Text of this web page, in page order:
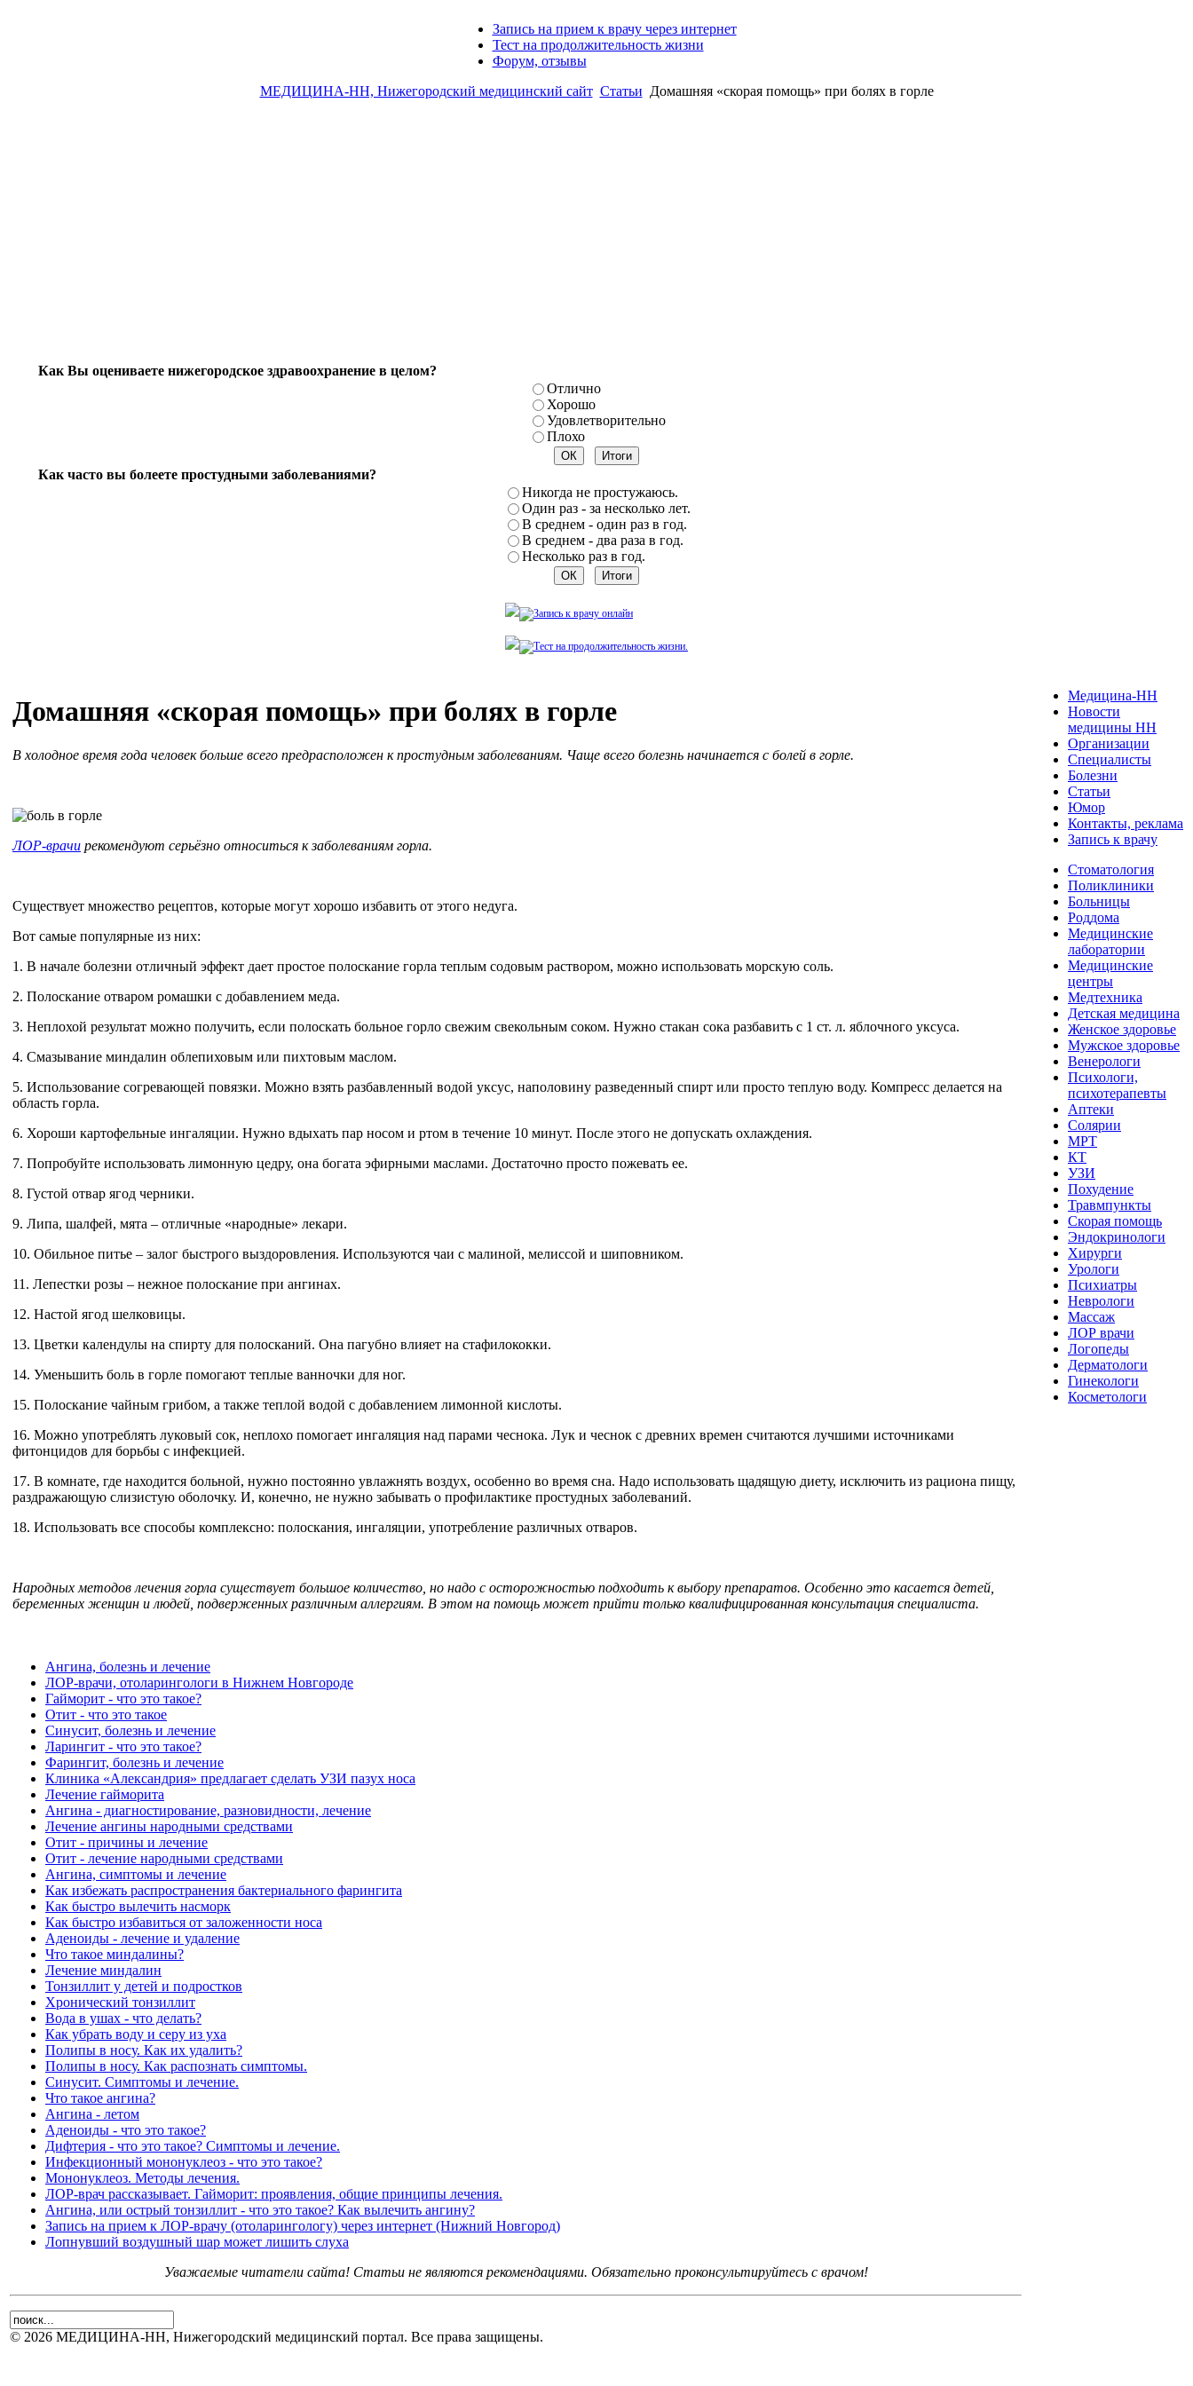
Запись на прием к врачу через интернет
Тест на продолжительность жизни
Форум, отзывы
МЕДИЦИНА-НН, Нижегородский медицинский сайт Статьи Домашняя «скорая помощь» при болях в горле
Как Вы оцениваете нижегородское здравоохранение в целом?
Отлично
Хорошо
Удовлетворительно
Плохо
Как часто вы болеете простудными заболеваниями?
Никогда не простужаюсь.
Один раз - за несколько лет.
В среднем - один раз в год.
В среднем - два раза в год.
Несколько раз в год.
Домашняя «скорая помощь» при болях в горле
В холодное время года человек больше всего предрасположен к простудным заболеваниям. Чаще всего болезнь начинается с болей в горле.
ЛОР-врачи рекомендуют серьёзно относиться к заболеваниям горла.
Существует множество рецептов, которые могут хорошо избавить от этого недуга.
Вот самые популярные из них:
1. В начале болезни отличный эффект дает простое полоскание горла теплым содовым раствором, можно использовать морскую соль.
2. Полоскание отваром ромашки с добавлением меда.
3. Неплохой результат можно получить, если полоскать больное горло свежим свекольным соком. Нужно стакан сока разбавить с 1 ст. л. яблочного уксуса.
4. Смазывание миндалин облепиховым или пихтовым маслом.
5. Использование согревающей повязки. Можно взять разбавленный водой уксус, наполовину разведенный спирт или просто теплую воду. Компресс делается на
область горла.
6. Хороши картофельные ингаляции. Нужно вдыхать пар носом и ртом в течение 10 минут. После этого не допускать охлаждения.
7. Попробуйте использовать лимонную цедру, она богата эфирными маслами. Достаточно просто пожевать ее.
8. Густой отвар ягод черники.
9. Липа, шалфей, мята – отличные «народные» лекари.
10. Обильное питье – залог быстрого выздоровления. Используются чаи с малиной, мелиссой и шиповником.
11. Лепестки розы – нежное полоскание при ангинах.
12. Настой ягод шелковицы.
13. Цветки календулы на спирту для полосканий. Она пагубно влияет на стафилококки.
14. Уменьшить боль в горле помогают теплые ванночки для ног.
15. Полоскание чайным грибом, а также теплой водой с добавлением лимонной кислоты.
16. Можно употреблять луковый сок, неплохо помогает ингаляция над парами чеснока. Лук и чеснок с древних времен считаются лучшими источниками
фитонцидов для борьбы с инфекцией.
17. В комнате, где находится больной, нужно постоянно увлажнять воздух, особенно во время сна. Надо использовать щадящую диету, исключить из рациона пищу,
раздражающую слизистую оболочку. И, конечно, не нужно забывать о профилактике простудных заболеваний.
18. Использовать все способы комплексно: полоскания, ингаляции, употребление различных отваров.
Народных методов лечения горла существует большое количество, но надо с осторожностью подходить к выбору препаратов. Особенно это касается детей,
беременных женщин и людей, подверженных различным аллергиям. В этом на помощь может прийти только квалифицированная консультация специалиста.
Ангина, болезнь и лечение
ЛОР-врачи, отоларингологи в Нижнем Новгороде
Гайморит - что это такое?
Отит - что это такое
Синусит, болезнь и лечение
Ларингит - что это такое?
Фарингит, болезнь и лечение
Клиника «Александрия» предлагает сделать УЗИ пазух носа
Лечение гайморита
Ангина - диагностирование, разновидности, лечение
Лечение ангины народными средствами
Отит - причины и лечение
Отит - лечение народными средствами
Ангина, симптомы и лечение
Как избежать распространения бактериального фарингита
Как быстро вылечить насморк
Как быстро избавиться от заложенности носа
Аденоиды - лечение и удаление
Что такое миндалины?
Лечение миндалин
Тонзиллит у детей и подростков
Хронический тонзиллит
Вода в ушах - что делать?
Как убрать воду и серу из уха
Полипы в носу. Как их удалить?
Полипы в носу. Как распознать симптомы.
Синусит. Симптомы и лечение.
Что такое ангина?
Ангина - летом
Аденоиды - что это такое?
Дифтерия - что это такое? Симптомы и лечение.
Инфекционный мононуклеоз - что это такое?
Мононуклеоз. Методы лечения.
ЛОР-врач рассказывает. Гайморит: проявления, общие принципы лечения.
Ангина, или острый тонзиллит - что это такое? Как вылечить ангину?
Запись на прием к ЛОР-врачу (отоларингологу) через интернет (Нижний Новгород)
Лопнувший воздушный шар может лишить слуха
Уважаемые читатели сайта! Статьи не являются рекомендациями. Обязательно проконсультируйтесь с врачом!
© 2026 МЕДИЦИНА-НН, Нижегородский медицинский портал. Все права защищены.
Медицина-НН
Новости
медицины НН
Организации
Специалисты
Болезни
Статьи
Юмор
Контакты, реклама
Запись к врачу
Стоматология
Поликлиники
Больницы
Роддома
Медицинские
лаборатории
Медицинские
центры
Медтехника
Детская медицина
Женское здоровье
Мужское здоровье
Венерологи
Психологи,
психотерапевты
Аптеки
Солярии
МРТ
КТ
УЗИ
Похудение
Травмпункты
Скорая помощь
Эндокринологи
Хирурги
Урологи
Психиатры
Неврологи
Массаж
ЛОР врачи
Логопеды
Дерматологи
Гинекологи
Косметологи